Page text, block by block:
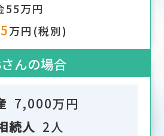
55万円
万円(税別)
んの場合
7,000万円
続人 2人